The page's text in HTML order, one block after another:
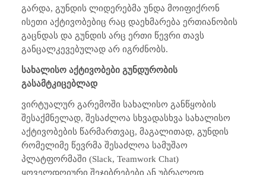
გარდა, გუნდის ლიდერებმა უნდა მოიფიქრონ
ისეთი აქტივობებიც რაც დაეხმარება ერთიანობის
გაცნდას და გუნდის არც ერთი წევრი თავს
განცალკევებულად არ იგრძნობს.
სახალისო აქტივობები გუნდურობის
გასამტკიცებლად
ვირტუალურ გარემოში სახალისო განწყობის
შესაქმნელად, შესაძლოა სხვადასხვა სახალისო
აქტივობების წარმართვაც, მაგალითად, გუნდის
რომელიმე წევრმა შესაძლოა სამუშაო
პლატფორმაში (Slack, Teamwork Chat)
ყოველდღიური შეჯიბრებები ან უბრალოდ